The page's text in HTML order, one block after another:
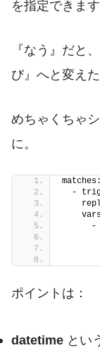
を指定できます
『なう』だと
び』へと変えた
めちゃくちゃ
に。
matches:
-
-
ポイントは：
datetime とい